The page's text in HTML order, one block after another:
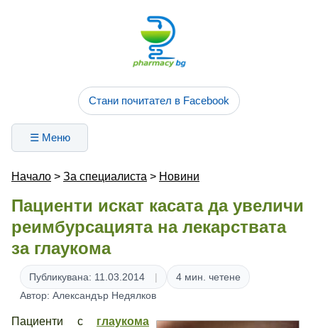
Стани почитател в Facebook
☰ Меню
Начало > За специалиста > Новини
Пациенти искат касата да увеличи
реимбурсацията на лекарствата
за глаукома
Публикувана: 11.03.2014
4 мин. четене
Автор: Александър Недялков
Пациенти с глаукома